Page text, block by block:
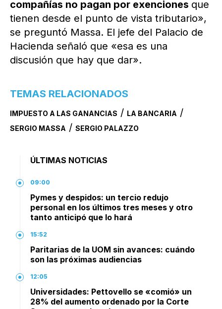
compañías no pagan por exenciones que
tienen desde el punto de vista tributario»,
se preguntó Massa. El jefe del Palacio de
Hacienda señaló que «esa es una
discusión que hay que dar».
TEMAS RELACIONADOS
IMPUESTO A LAS GANANCIAS / LA BANCARIA /
SERGIO MASSA / SERGIO PALAZZO
ÚLTIMAS NOTICIAS
09:00
Pymes y despidos: un tercio redujo
personal en los últimos tres meses y otro
tanto anticipó que lo hará
15:52
Paritarias de la UOM sin avances: cuándo
son las próximas audiencias
12:05
Universidades: Pettovello se «comió» un
28% del aumento ordenado por la Corte